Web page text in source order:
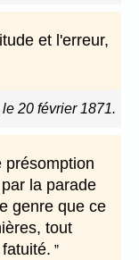
et l'erreur,
20 février 1871.
présomption
la parade
genre que ce
tout